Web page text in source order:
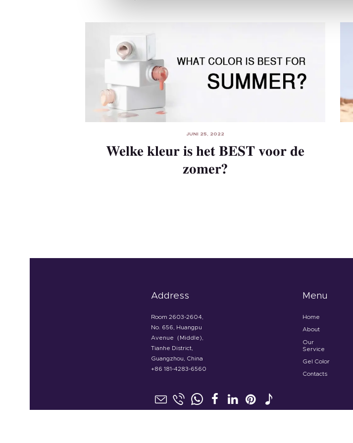
JUNI 25, 2022
Welke kleur is het BEST voor de
zomer?
Address
Room 2603-2604,
No. 656, Huangpu
Avenue（Middle),
Tianhe District,
Guangzhou, China
+86 181-4283-6560
Menu
Home
About
Our
Service
Gel Color
Contacts